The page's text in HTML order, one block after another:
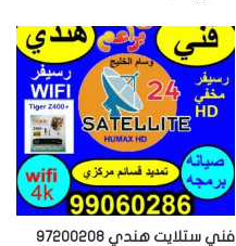
فني ستلايت هندي 97200208